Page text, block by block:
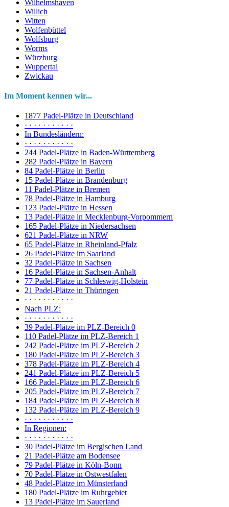
Wilhelmshaven
Willich
Witten
Wolfenbüttel
Wolfsburg
Worms
Würzburg
Wuppertal
Zwickau
Im Moment kennen wir...
1877 Padel-Plätze in Deutschland
· · · · · · · · · · ·
In Bundesländern:
· · · · · · · · · · ·
244 Padel-Plätze in Baden-Württemberg
282 Padel-Plätze in Bayern
84 Padel-Plätze in Berlin
15 Padel-Plätze in Brandenburg
11 Padel-Plätze in Bremen
78 Padel-Plätze in Hamburg
123 Padel-Plätze in Hessen
13 Padel-Plätze in Mecklenburg-Vorpommern
165 Padel-Plätze in Niedersachsen
621 Padel-Plätze in NRW
65 Padel-Plätze in Rheinland-Pfalz
26 Padel-Plätze im Saarland
32 Padel-Plätze in Sachsen
16 Padel-Plätze in Sachsen-Anhalt
77 Padel-Plätze in Schleswig-Holstein
21 Padel-Plätze in Thüringen
· · · · · · · · · · ·
Nach PLZ:
· · · · · · · · · · ·
39 Padel-Plätze im PLZ-Bereich 0
110 Padel-Plätze im PLZ-Bereich 1
242 Padel-Plätze im PLZ-Bereich 2
180 Padel-Plätze im PLZ-Bereich 3
378 Padel-Plätze im PLZ-Bereich 4
241 Padel-Plätze im PLZ-Bereich 5
166 Padel-Plätze im PLZ-Bereich 6
205 Padel-Plätze im PLZ-Bereich 7
184 Padel-Plätze im PLZ-Bereich 8
132 Padel-Plätze im PLZ-Bereich 9
· · · · · · · · · · ·
In Regionen:
· · · · · · · · · · ·
30 Padel-Plätze im Bergischen Land
21 Padel-Plätze am Bodensee
79 Padel-Plätze in Köln-Bonn
70 Padel-Plätze in Ostwestfalen
48 Padel-Plätze im Münsterland
180 Padel-Plätze im Ruhrgebiet
13 Padel-Plätze im Sauerland